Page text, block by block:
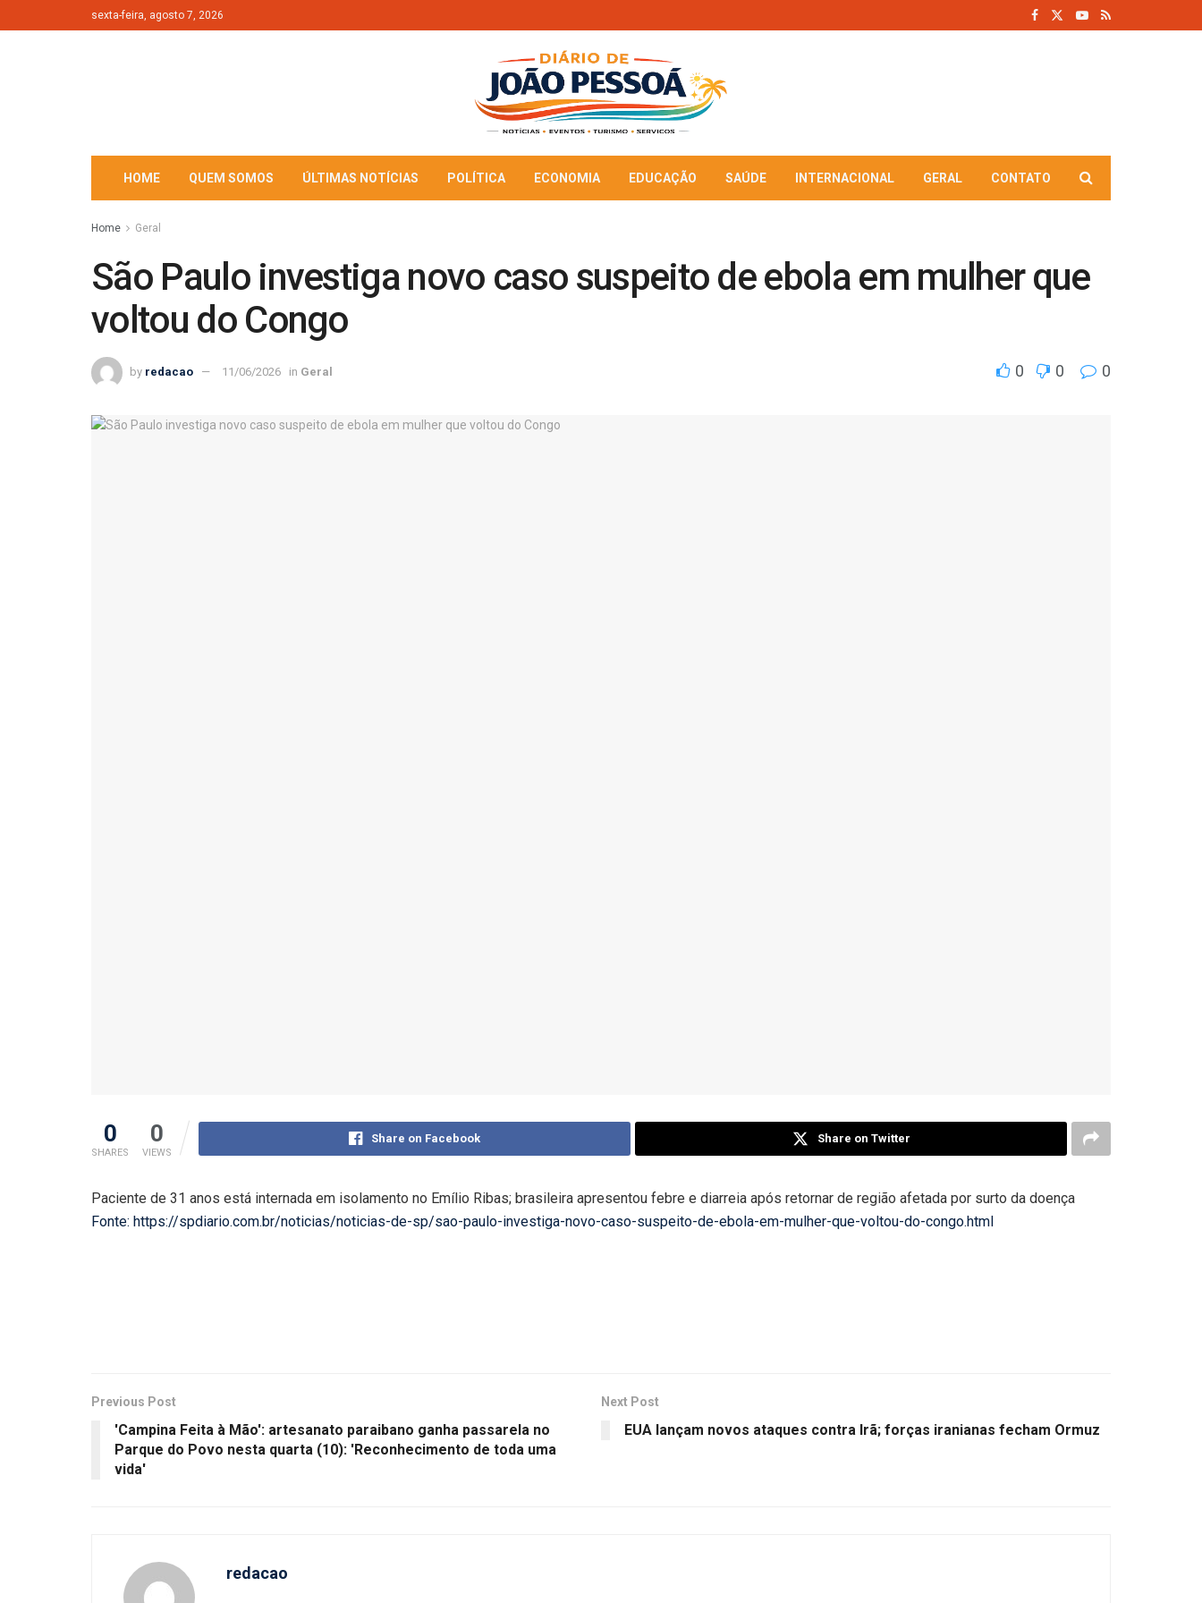
sexta-feira, agosto 7, 2026
HOME QUEM SOMOS ÚLTIMAS NOTÍCIAS POLÍTICA ECONOMIA EDUCAÇÃO SAÚDE INTERNACIONAL GERAL CONTATO
Home Geral
São Paulo investiga novo caso suspeito de ebola em mulher que
voltou do Congo
by redacao 11/06/2026 in Geral 0 0 0
0
SHARES
0
VIEWS
Share on Facebook Share on Twitter
Paciente de 31 anos está internada em isolamento no Emílio Ribas; brasileira apresentou febre e diarreia após retornar de região afetada por surto da doença
Fonte: https://spdiario.com.br/noticias/noticias-de-sp/sao-paulo-investiga-novo-caso-suspeito-de-ebola-em-mulher-que-voltou-do-congo.html
Previous Post
'Campina Feita à Mão': artesanato paraibano ganha passarela no
Parque do Povo nesta quarta (10): 'Reconhecimento de toda uma
vida'
Next Post
EUA lançam novos ataques contra Irã; forças iranianas fecham Ormuz
redacao